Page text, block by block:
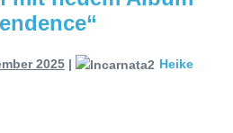
Meiderich, Duisburg
Warfield Within mit neuem
2025 | Heike